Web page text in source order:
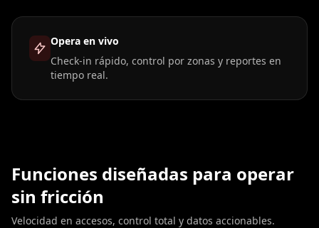
Opera en vivo
Check-in rápido, control por zonas y reportes en
tiempo real.
Funciones diseñadas para operar
sin fricción
Velocidad en accesos, control total y datos accionables.